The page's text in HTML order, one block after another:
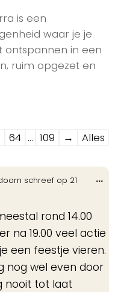
is een
waar je je
ontspannen in een
ruim opgezet en
64 ... 109 →
Alles
schreef op 21
rond 14.00
na 19.00 veel actie
een feestje vieren.
nog wel even door
nooit tot laat
...